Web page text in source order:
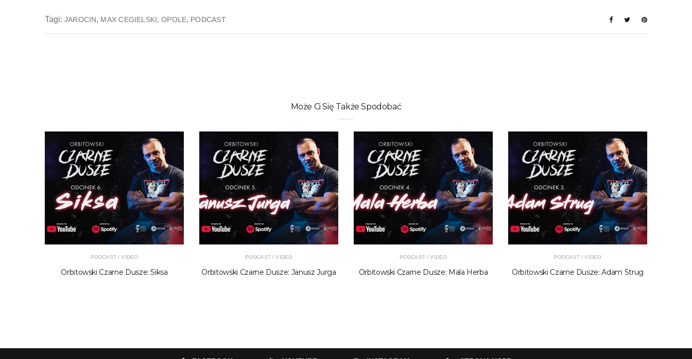
Tagi: JAROCIN, MAX CEGIELSKI,OPOLE, PODCAST
Może Ci Się Także Spodobać
PODCAST / VIDEO
Orbitowski Czarne Dusze: Siksa
PODCAST / VIDEO
Orbitowski Czarne Dusze: Janusz Jurga
PODCAST / VIDEO
Orbitowski Czarne Dusze: Mala Herba
PODCAST / VIDEO
Orbitowski Czarne Dusze: Adam Strug